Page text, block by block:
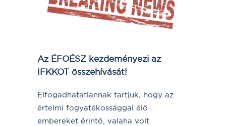
Az ÉFOÉSZ kezdeményezi az
IFKKOT összehívását!
Elfogadhatatlannak tartjuk, hogy az
értelmi fogyatékossággal élő
embereket érintő, valaha volt